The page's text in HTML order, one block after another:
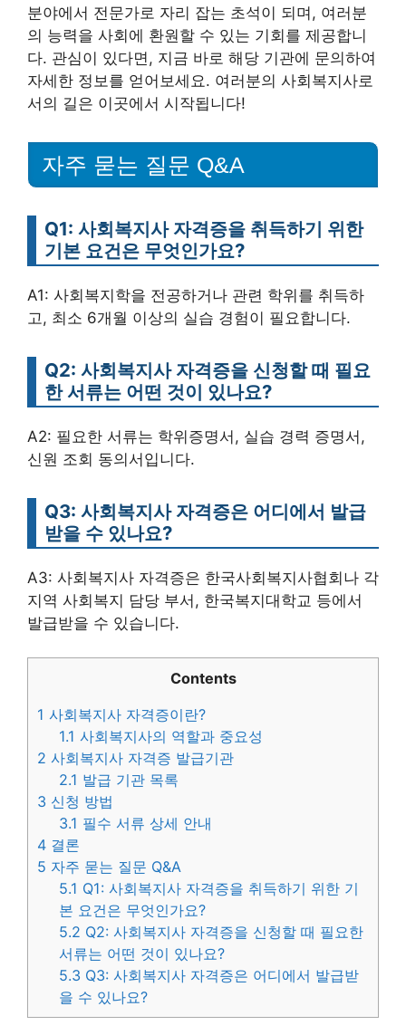
분야에서 전문가로 자리 잡는 초석이 되며, 여러분
의 능력을 사회에 환원할 수 있는 기회를 제공합니
다. 관심이 있다면, 지금 바로 해당 기관에 문의하여
자세한 정보를 얻어보세요. 여러분의 사회복지사로
서의 길은 이곳에서 시작됩니다!
자주 묻는 질문 Q&A
Q1: 사회복지사 자격증을 취득하기 위한
기본 요건은 무엇인가요?
A1: 사회복지학을 전공하거나 관련 학위를 취득하
고, 최소 6개월 이상의 실습 경험이 필요합니다.
Q2: 사회복지사 자격증을 신청할 때 필요
한 서류는 어떤 것이 있나요?
A2: 필요한 서류는 학위증명서, 실습 경력 증명서,
신원 조회 동의서입니다.
Q3: 사회복지사 자격증은 어디에서 발급
받을 수 있나요?
A3: 사회복지사 자격증은 한국사회복지사협회나 각
지역 사회복지 담당 부서, 한국복지대학교 등에서
발급받을 수 있습니다.
Contents
1 사회복지사 자격증이란?
1.1 사회복지사의 역할과 중요성
2 사회복지사 자격증 발급기관
2.1 발급 기관 목록
3 신청 방법
3.1 필수 서류 상세 안내
4 결론
5 자주 묻는 질문 Q&A
5.1 Q1: 사회복지사 자격증을 취득하기 위한 기
본 요건은 무엇인가요?
5.2 Q2: 사회복지사 자격증을 신청할 때 필요한
서류는 어떤 것이 있나요?
5.3 Q3: 사회복지사 자격증은 어디에서 발급받
을 수 있나요?